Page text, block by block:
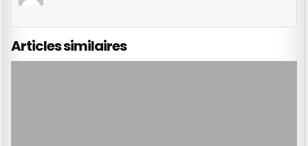
Articles similaires